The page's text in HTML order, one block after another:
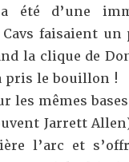
d’une
faisaient
la clique de
pris le bouillon !
les mêmes
Jarrett
l’arc et